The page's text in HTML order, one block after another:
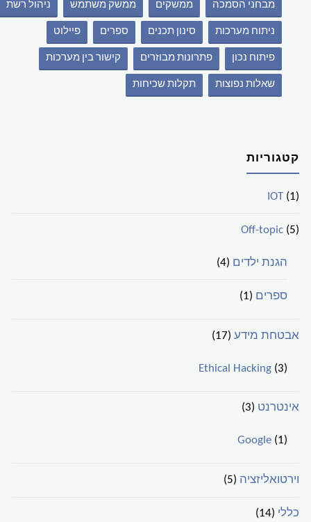
מבחני הסמכה ממשקים ממשק משתמש ניהול רשת
ניתוח מערכות סינון תכנים ספרים פיילוט
פיתוח נכון פתרונות מבוזרים קישור בין מערכות
שאלות נפוצות תקלות שכיחות
קטגוריות
IOT(1)
Off-topic(5)
הגנת ילדים (4)
ספרים (1)
אבטחת מידע (17)
Ethical Hacking(3)
אינטרנט (3)
Google(1)
וירטואליזציה (5)
כללי (14)